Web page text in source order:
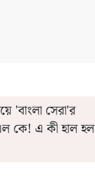
'বাংলা সেরা'র
কে! এ কী হাল হল